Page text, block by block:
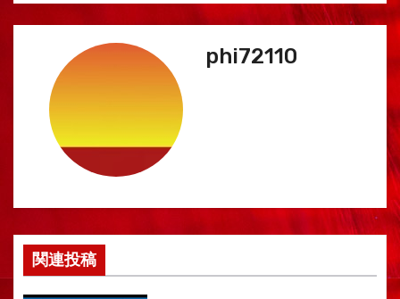
ビ
ー
シ
ン
phi72110
関連投稿